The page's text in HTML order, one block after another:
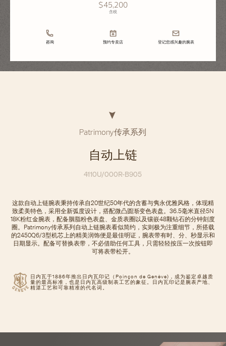
$45,200
含税
咨询 预约专卖店 登记您感兴趣的腕表
Patrimony传承系列
自动上链
4110U/000R-B905
日内瓦于1886年推出日内瓦印记（Poinçon de Genève)，成为鉴定卓越质
量的最高标准，也是日内瓦高级制表工艺的象征。日内瓦印记是腕表产地、
精湛工艺和可靠精准的代名词。
这款自动上链腕表秉持传承自20世纪50年代的含蓄与隽永优雅风格，体现精
致柔美特色，采用全新弧度设计，搭配微凸圆渐变色表盘。36.5毫米直径5N
18K粉红金腕表，配备胭脂粉色表盘、金质表圈以及镶嵌48颗钻石的分钟刻度
圈。Patrimony传承系列自动上链腕表看似简约，实则极为注重细节，所搭载
的2450Q6/3型机芯上的精美润饰便是最佳明证，腕表带有时、分、秒显示和
日期显示。配备可替换表带，不必借助任何工具，只需轻轻按压一次按钮即
可将表带松开。